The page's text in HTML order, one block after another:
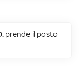
prende il posto